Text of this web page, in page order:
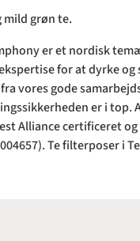
mild grøn te.
er et nordisk
for at dyrke og
vores gode
er i top.
Alliance certificeret
Te filterposer i